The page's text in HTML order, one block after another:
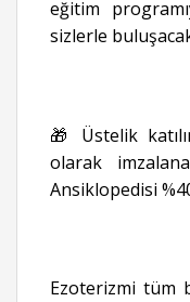
eğitim
sizlerle
🎁 Üstelik
olarak
Ansiklopedisi
Ezoterizmi tüm